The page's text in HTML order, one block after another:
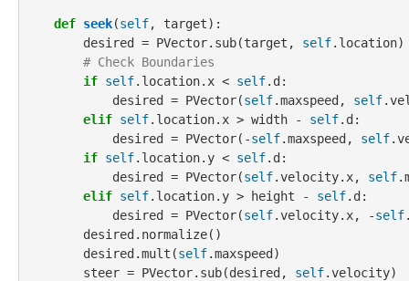
def seek(self, target):
        desired = PVector.sub(target,
self.location)
# Check Boundaries
if self.location.x < self.d:
            desired = PVector(
self.maxspeed, self
elif self.location.x > width - self.d:
            desired = PVector(-
self.maxspeed, self
if self.location.y < self.d:
            desired = PVector(
self.velocity.x, self
elif self.location.y > height - self.d:
            desired = PVector(
self.velocity.x, -self
        desired.mult(
self.maxspeed)
        steer = PVector.sub(desired,
self.velocity)